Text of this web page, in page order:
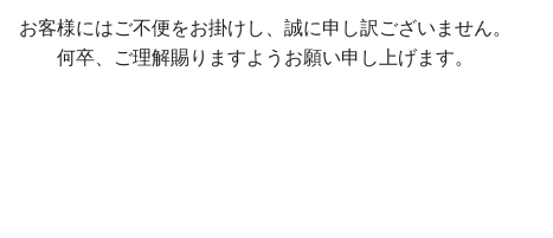
お客様にはご不便をお掛けし、 誠に申し訳ございません。
何卒、ご理解賜りますようお願い申し上げます。